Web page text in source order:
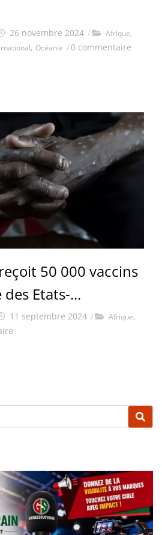
26 novembre 2024 / Afrique,
, Océanie /0 commentaire
50 000 vaccins
Etats-...
11 septembre 2024 / Afrique,